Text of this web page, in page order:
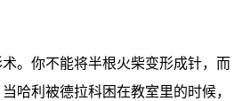
。你不能将半根火柴变形成针，而
哈利被德拉科困在教室里的时候，